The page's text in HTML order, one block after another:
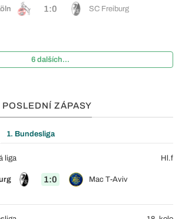
1:0 SC Freiburg
6 dalších...
ZÁPASY
1. Bundesliga
1:0 Mac T-Aviv
liga Hl.f